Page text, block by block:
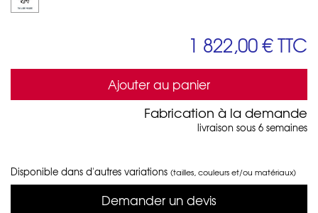
1 822,00 €TTC
Ajouter au panier
Fabrication à la demande
livraison sous 6 semaines
Disponible dans d'autres variations (tailles, couleurs et/ou matériaux)
Demander un devis